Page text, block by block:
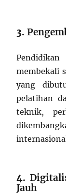
3.
membekali
yang
pelatihan
teknik,
4.
Jauh